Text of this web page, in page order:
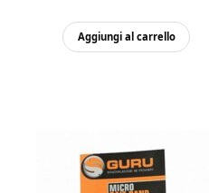
Aggiungi al carrello